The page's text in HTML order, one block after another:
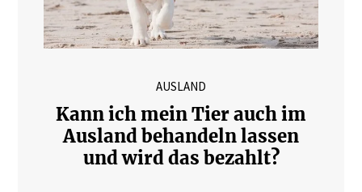
AUSLAND
Kann ich mein Tier auch im
Ausland behandeln lassen
und wird das bezahlt?